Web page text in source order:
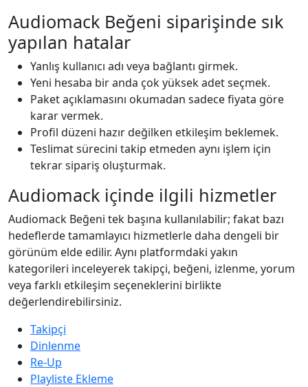
Audiomack Beğeni siparişinde sık
yapılan hatalar
Yanlış kullanıcı adı veya bağlantı girmek.
Yeni hesaba bir anda çok yüksek adet seçmek.
Paket açıklamasını okumadan sadece fiyata göre
karar vermek.
Profil düzeni hazır değilken etkileşim beklemek.
Teslimat sürecini takip etmeden aynı işlem için
tekrar sipariş oluşturmak.
Audiomack içinde ilgili hizmetler
Audiomack Beğeni tek başına kullanılabilir; fakat bazı
hedeflerde tamamlayıcı hizmetlerle daha dengeli bir
görünüm elde edilir. Aynı platformdaki yakın
kategorileri inceleyerek takipçi, beğeni, izlenme, yorum
veya farklı etkileşim seçeneklerini birlikte
değerlendirebilirsiniz.
Takipçi
Dinlenme
Re-Up
Playliste Ekleme